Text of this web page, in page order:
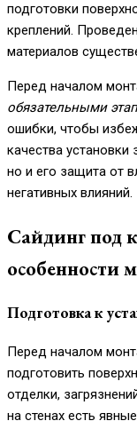
подготовки
креплений.
материалов
Перед началом
обязательными
ошибки, чтобы
качества
но и его защита от
негативных влияний.
Сайдинг под
особенности
Подготовка к
Перед началом
подготовить
отделки,
на стенах есть